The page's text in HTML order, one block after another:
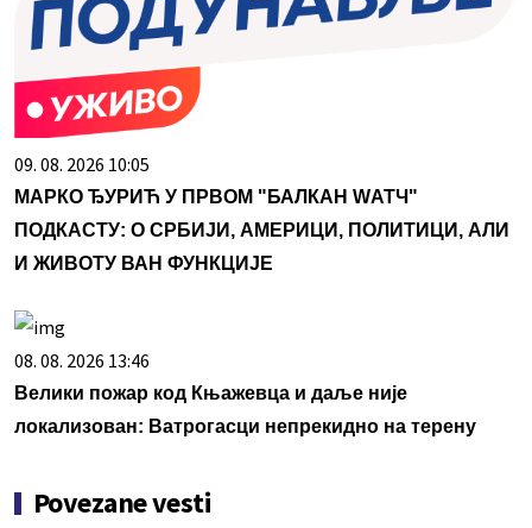
09. 08. 2026 10:05
МАРКО ЂУРИЋ У ПРВОМ "БАЛКАН WАТЧ"
ПОДКАСТУ: О СРБИЈИ, АМЕРИЦИ, ПОЛИТИЦИ, АЛИ
И ЖИВОТУ ВАН ФУНКЦИЈЕ
08. 08. 2026 13:46
Велики пожар код Књажевца и даље није
локализован: Ватрогасци непрекидно на терену
Povezane vesti